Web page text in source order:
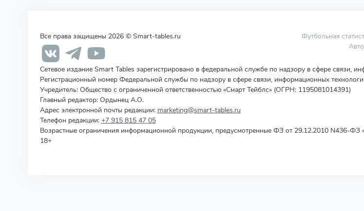
Все права защищены 2026 © Smart-tables.ru Футбольная
Сетевое издание Smart Tables зарегистрировано в федеральной службе по надзору в сфере связи,
Регистрационный номер Федеральной службы по надзору в сфере связи, информационных
Учредитель: Общество с ограниченной ответственностью «Смарт Тейблс» (ОГРН: 1195081014391)
Главный редактор: Ордынец А.О.
Адрес электронной почты редакции: marketing@smart-tables.ru
Телефон редакции: +7 915 815 47 05
Возрастные ограничения информационной продукции, предусмотренные ФЗ от 29.12.2010 N436-
18+